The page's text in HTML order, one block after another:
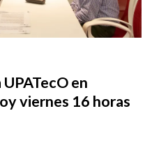
en
viernes 16 horas